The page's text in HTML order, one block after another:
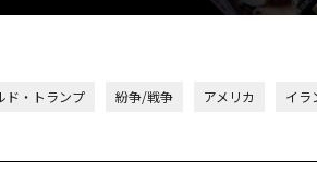
ド・トランプ 紛争/戦争 アメリカ イラ